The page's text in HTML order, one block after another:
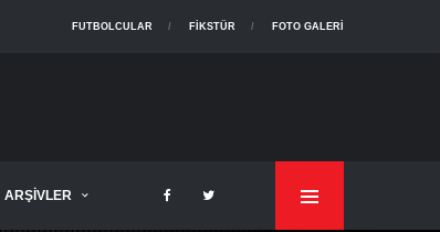
FOTO GALERI
FIKSTÜR
FUTBOLCULAR
ARŞIVLER